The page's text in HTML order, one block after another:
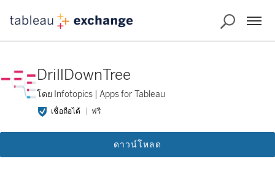
DrillDownTree
โดย Infotopics | Apps for Tableau
เชื่อถือได้ ฟรี
ดาวน์โหลด